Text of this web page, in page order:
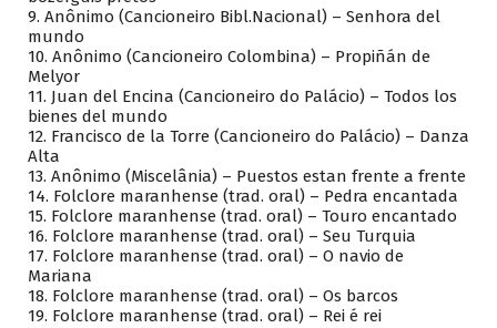
9. Anônimo (Cancioneiro Bibl.Nacional) – Senhora del
mundo
10. Anônimo (Cancioneiro Colombina) – Propiñán de
Melyor
11. Juan del Encina (Cancioneiro do Palácio) – Todos los
bienes del mundo
12. Francisco de la Torre (Cancioneiro do Palácio) – Danza
Alta
13. Anônimo (Miscelânia) – Puestos estan frente a frente
14. Folclore maranhense (trad. oral) – Pedra encantada
15. Folclore maranhense (trad. oral) – Touro encantado
16. Folclore maranhense (trad. oral) – Seu Turquia
17. Folclore maranhense (trad. oral) – O navio de
Mariana
18. Folclore maranhense (trad. oral) – Os barcos
19. Folclore maranhense (trad. oral) – Rei é rei